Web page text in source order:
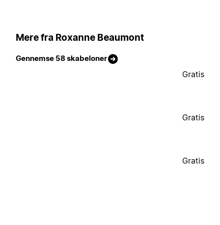
Mere fra Roxanne Beaumont
Gennemse 58 skabeloner
Gratis
Gratis
Gratis